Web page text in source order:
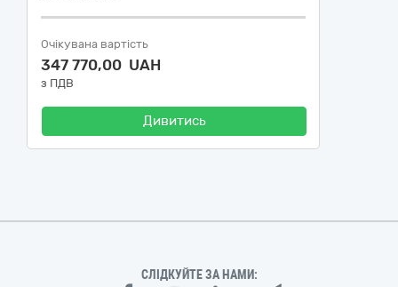
Очікувана вартість
347 770,00 UAH
з ПДВ
Дивитись
СЛІДКУЙТЕ ЗА НАМИ: